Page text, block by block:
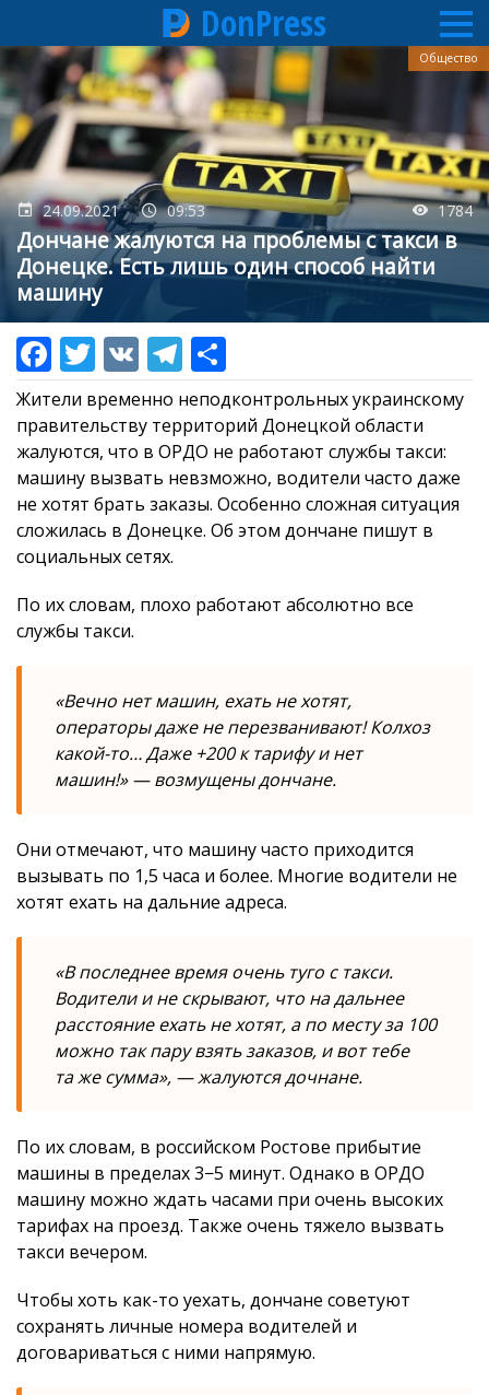
Перейти
к
основному
содержанию
DonPress
24.09.2021 09:53 1784
Дончане жалуются на проблемы с такси в
Донецке. Есть лишь один способ найти
машину
Общество
Жители временно неподконтрольных украинскому
правительству территорий Донецкой области
жалуются, что в ОРДО не работают службы такси:
машину вызвать невзможно, водители часто даже
не хотят брать заказы. Особенно сложная ситуация
сложилась в Донецке. Об этом дончане пишут в
социальных сетях.
По их словам, плохо работают абсолютно все
службы такси.
«Вечно нет машин, ехать не хотят,
операторы даже не перезванивают! Колхоз
какой-то… Даже +200 к тарифу и нет
машин!» — возмущены дончане.
Они отмечают, что машину часто приходится
вызывать по 1,5 часа и более. Многие водители не
хотят ехать на дальние адреса.
«В последнее время очень туго с такси.
Водители и не скрывают, что на дальнее
расстояние ехать не хотят, а по месту за 100
можно так пару взять заказов, и вот тебе
та же сумма», — жалуются дочнане.
По их словам, в российском Ростове прибытие
машины в пределах 3−5 минут. Однако в ОРДО
машину можно ждать часами при очень высоких
тарифах на проезд. Также очень тяжело вызвать
такси вечером.
Чтобы хоть как-то уехать, дончане советуют
сохранять личные номера водителей и
договариваться с ними напрямую.